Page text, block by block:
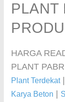
PLANT
HARGA
PLANT
Plant Terdekat|
Karya Beton